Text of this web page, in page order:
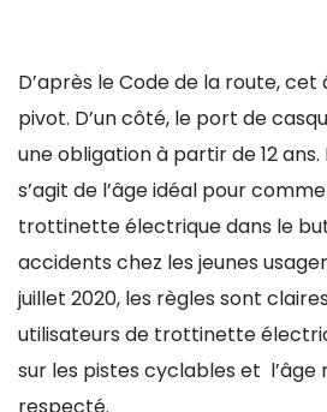
D’après le Code de la route, cet
pivot. D’un côté, le port de
une obligation à partir de 12 ans.
s’agit de l’âge idéal pour
trottinette électrique dans le
accidents chez les jeunes
juillet 2020, les règles sont
utilisateurs de trottinette
sur les pistes cyclables et